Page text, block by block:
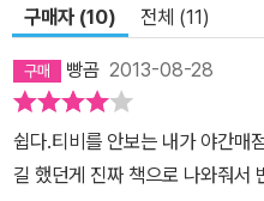
구매자 (10) 전체 (11)
빵곰 2013-08-28
쉽다.티비를 안보는 내가 야간매
길 했던게 진짜 책으로 나와줘서